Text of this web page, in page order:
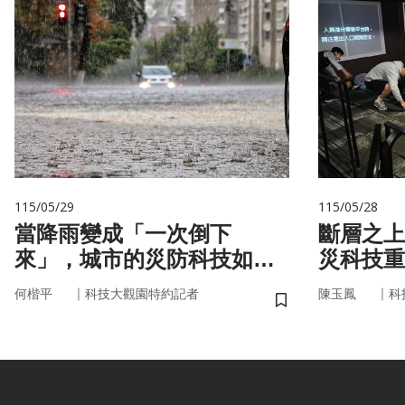
115/05/29
當降雨變成「一次倒下
來」，城市的災防科技如何
即時應變？
何楷平 ｜ 科技大觀園特約記者
儲存書籤
115/05/28
斷層之
災科技
陳玉鳳 ｜ 科